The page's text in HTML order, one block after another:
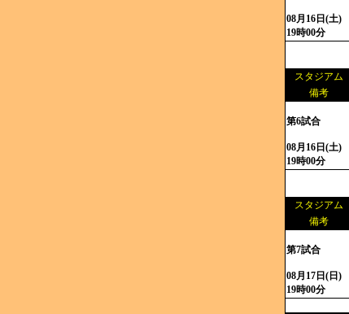
08月16日(土)
19時00分
スタジアム
備考
第6試合
08月16日(土)
19時00分
スタジアム
備考
第7試合
08月17日(日)
19時00分